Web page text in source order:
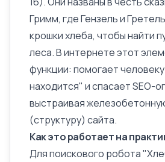
Гримм, где Гензель и
крошки хлеба, чтобы найти
леса. В интернете этот
функции: помогает
находится" и спасает SEO-
выстраивая
(структуру) сайта.
Как это работает на
Для поискового робота